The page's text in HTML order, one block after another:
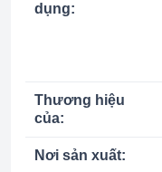
dụng:
Thương hiệu
của:
Nơi sản xuất: